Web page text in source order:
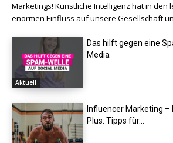
Marketings! Künstliche Intelligenz hat in den
enormen Einfluss auf unsere Gesellschaft
Aktuell
Das hilft gegen eine
Media
Influencer Marketing –
Plus: Tipps für...